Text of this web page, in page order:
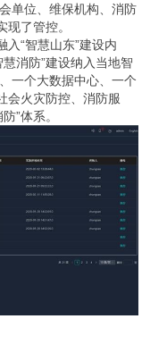
单位、维保机构、消防
现了管控。
入“智慧山东”建设内
消防”建设纳入当地智
一个大数据中心、一个
会火灾防控、消防服
”体系。